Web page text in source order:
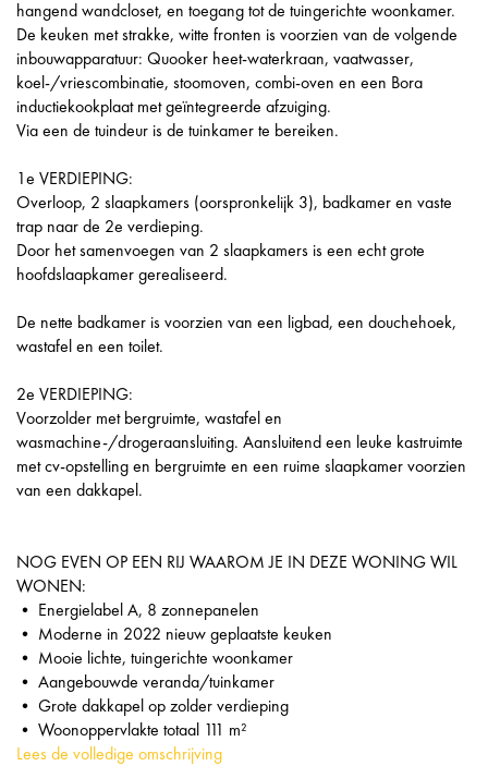
hangend wandcloset, en toegang tot de tuingerichte woonkamer.
De keuken met strakke, witte fronten is voorzien van de volgende
inbouwapparatuur: Quooker heet-waterkraan, vaatwasser,
koel-/vriescombinatie, stoomoven, combi-oven en een Bora
inductiekookplaat met geïntegreerde afzuiging.
Via een de tuindeur is de tuinkamer te bereiken.
1e VERDIEPING:
Overloop, 2 slaapkamers (oorspronkelijk 3), badkamer en vaste
trap naar de 2e verdieping.
Door het samenvoegen van 2 slaapkamers is een echt grote
hoofdslaapkamer gerealiseerd.
De nette badkamer is voorzien van een ligbad, een douchehoek,
wastafel en een toilet.
2e VERDIEPING:
Voorzolder met bergruimte, wastafel en
wasmachine-/drogeraansluiting. Aansluitend een leuke kastruimte
met cv-opstelling en bergruimte en een ruime slaapkamer voorzien
van een dakkapel.
NOG EVEN OP EEN RIJ WAAROM JE IN DEZE WONING WIL
WONEN:
• Energielabel A, 8 zonnepanelen
• Moderne in 2022 nieuw geplaatste keuken
• Mooie lichte, tuingerichte woonkamer
• Aangebouwde veranda/tuinkamer
• Grote dakkapel op zolder verdieping
• Woonoppervlakte totaal 111 m²
Lees de volledige omschrijving